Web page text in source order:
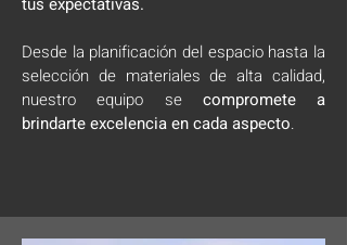
Desde la planificación del espacio hasta la
selección de materiales de alta calidad,
nuestro equipo se compromete a
brindarte excelencia en cada aspecto.